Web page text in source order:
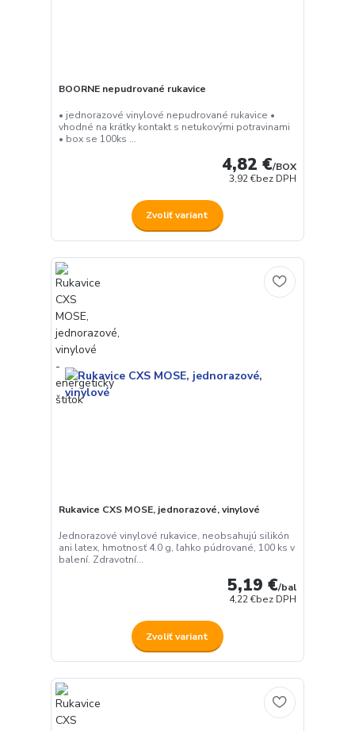
BOORNE nepudrované rukavice
• jednorazové vinylové nepudrované rukavice •
vhodné na krátky kontakt s netukovými potravinami
• box se 100ks ...
4,82 €/BOX
3,92 €bez DPH
Zvoliť variant
Rukavice CXS MOSE, jednorazové, vinylové
Jednorazové vinylové rukavice, neobsahujú silikón
ani latex, hmotnosť 4.0 g, ľahko púdrované, 100 ks v
balení. Zdravotní...
5,19 €/bal
4,22 €bez DPH
Zvoliť variant